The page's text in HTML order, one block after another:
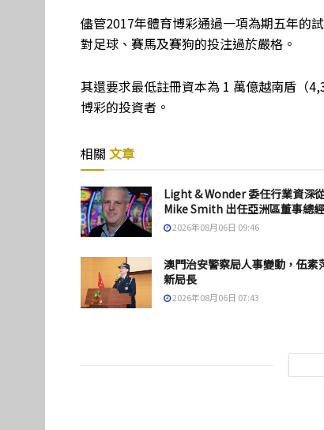
儘管2017年體育博彩通過一項為期五年的
對足球、賽馬及賽狗的投注過於嚴格。
其還要求最低註冊資本為 1 萬億越南盾（
博彩的投資者。
相關 文章
Light & Wonder 委任行業資深
Mike Smith 出任亞洲區董事總
2026年08月06日 09:46
澳門治安警察局人事變動，伍素
新局長
2026年08月06日 07:43